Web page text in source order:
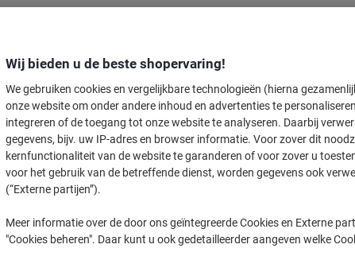
en/of eerder gekochte cartridges te tonen
Epson Workforce WF 7515
Sorteer op:
Wij bieden u de beste shopervaring!
We gebruiken cookies en vergelijkbare technologieën (hierna
onze website om onder andere inhoud en advertenties te
integreren of de toegang tot onze website te analyseren. Daarbij
gegevens, bijv. uw IP-adres en browser informatie. Voor zover dit
kernfunctionaliteit van de website te garanderen of voor zover u
voor het gebruik van de betreffende dienst, worden gegevens ook
(“Externe partijen”).
Meer informatie over de door ons geïntegreerde Cookies en Externe
"Cookies beheren". Daar kunt u ook gedetailleerder aangeven welke